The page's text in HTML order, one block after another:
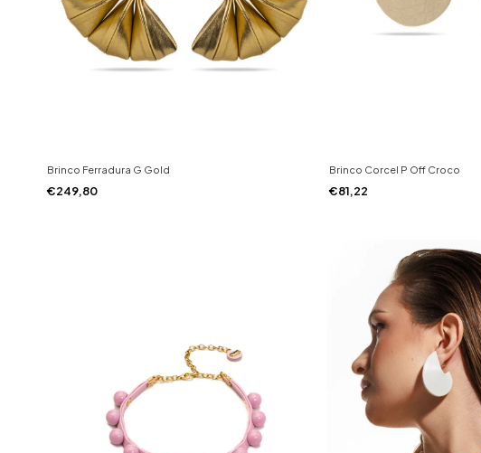
Brinco Ferradura G Gold
€249,80
Brinco Corcel P Off Croco
€81,22